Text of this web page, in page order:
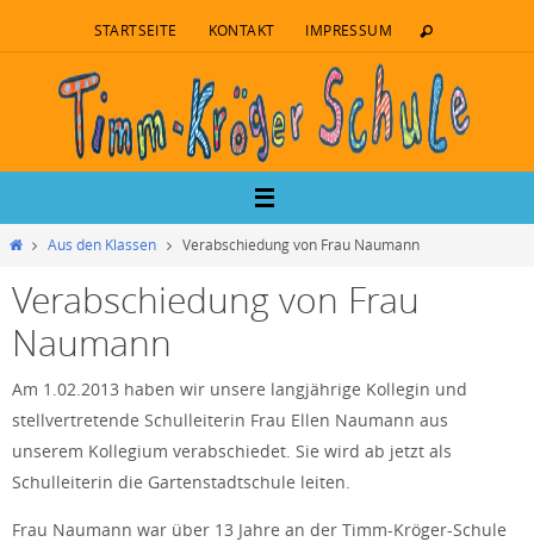
STARTSEITE KONTAKT IMPRESSUM
Aus den Klassen Verabschiedung von Frau Naumann
Verabschiedung von Frau
Naumann
Am 1.02.2013 haben wir unsere langjährige Kollegin und
stellvertretende Schulleiterin Frau Ellen Naumann aus
unserem Kollegium verabschiedet. Sie wird ab jetzt als
Schulleiterin die Gartenstadtschule leiten.
Frau Naumann war über 13 Jahre an der Timm-Kröger-Schule